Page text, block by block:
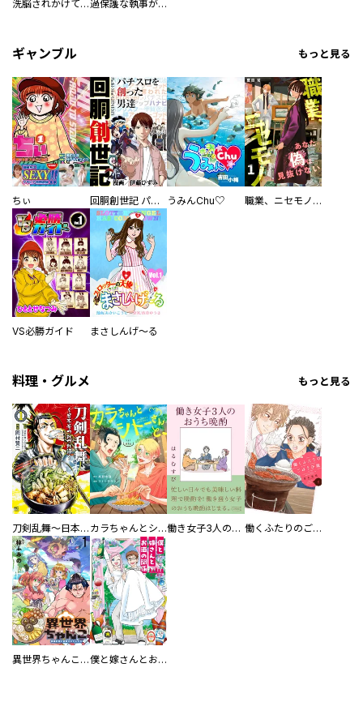
洗脳されかけていた悪役令嬢ですが家出を決意しました。【電子単行本版／特典おまけ付き】 過保護な執事が私の婚活を邪魔してきます！ 分冊版
ギャンブル もっと見る
ちぃ 回胴創世記 パチスロを創った男達 うみんChu♡ 職業、ニセモノ～あなたに偽は見抜けない【電子単行本版】
VS必勝ガイド まさしんげ～る
料理・グルメ もっと見る
刀剣乱舞～日本号つれづれ酒～ カラちゃんとシトーさんと、 【分冊版】 働き女子3人のおうち晩酌 働くふたりのごほうび飯
異世界ちゃんこ～横綱目前に召喚されたんだが～ 【連載版】 僕と嫁さんとお酒の関係